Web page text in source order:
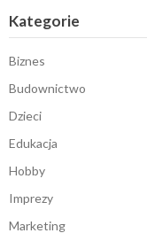
Kategorie
Biznes
Budownictwo
Dzieci
Edukacja
Hobby
Imprezy
Marketing